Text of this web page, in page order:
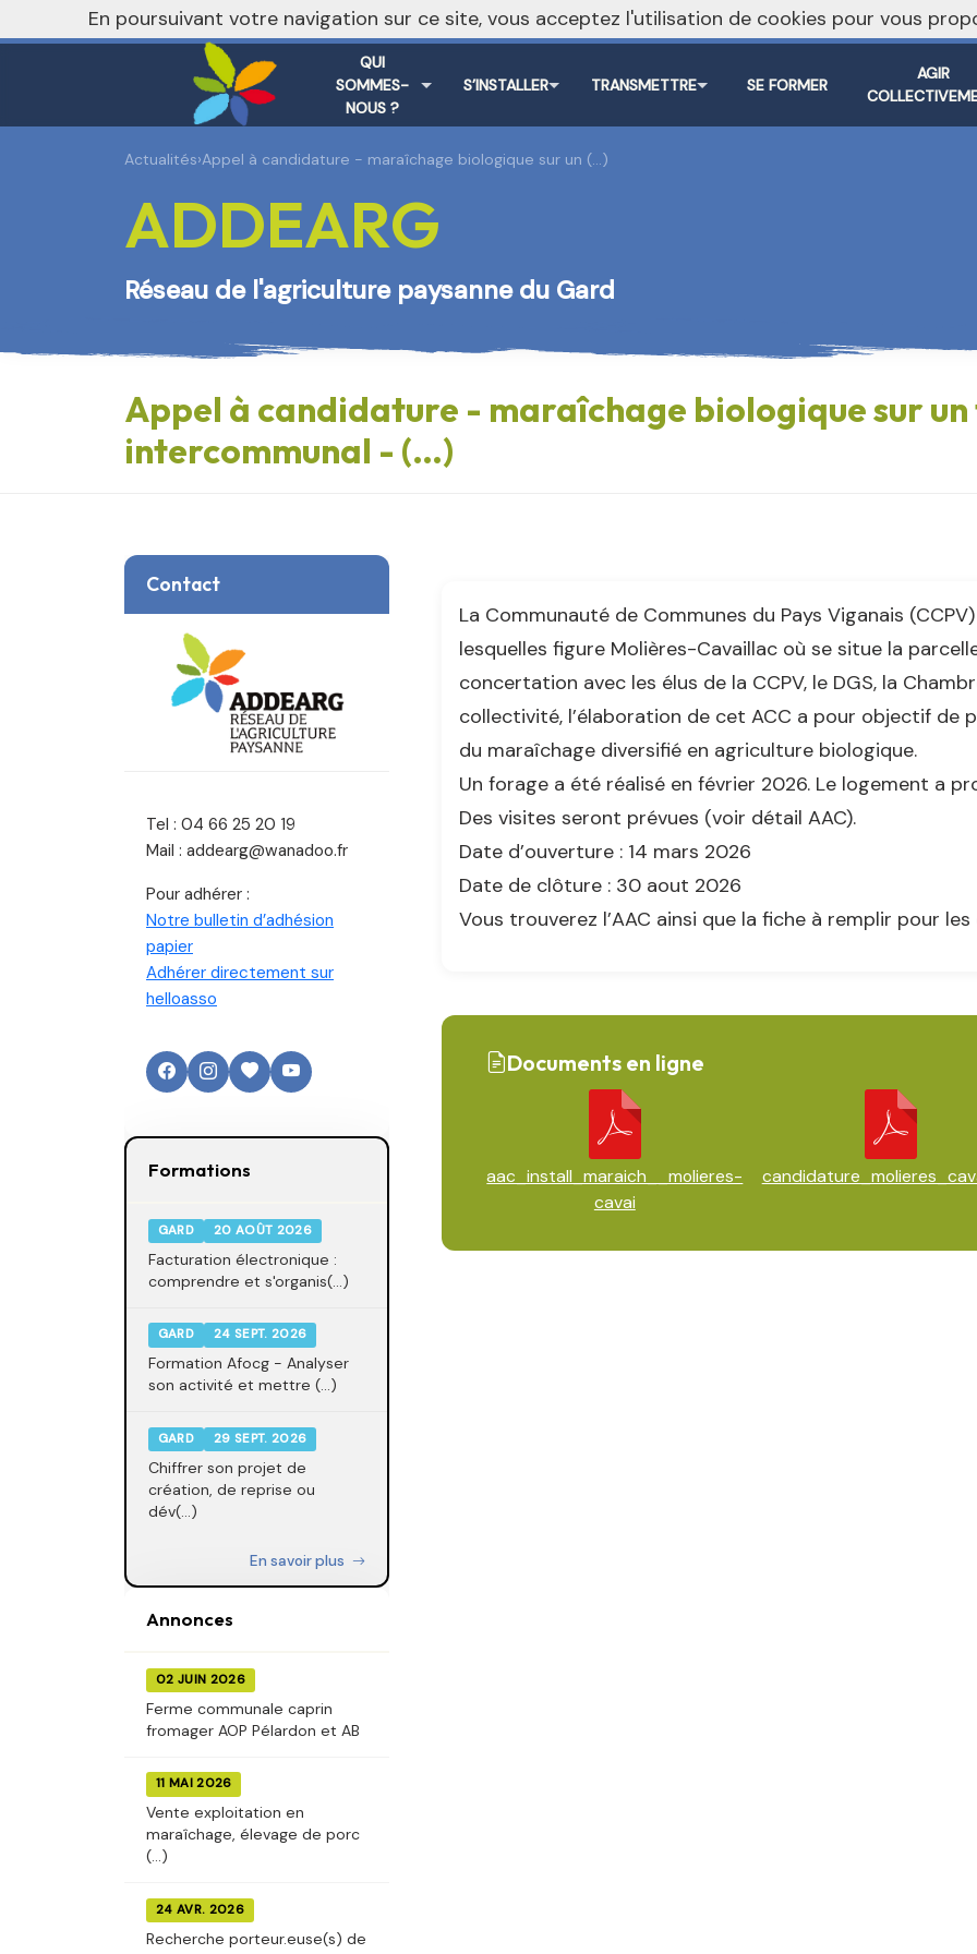
QUI
SOMMES-
NOUS ?
S’INSTALLER TRANSMETTRE SE FORMER
AGIR
Actualités›Appel à candidature - maraîchage biologique sur un (…)
ADDEARG
Réseau de l'agriculture paysanne du Gard
Appel à candidature - maraîchage biologique sur
intercommunal - (…)
Contact
Tel : 04 66 25 20 19
Mail : addearg@wanadoo.fr
Pour adhérer :
Notre bulletin d’adhésion
papier
Adhérer directement sur
helloasso
Formations
GARD 20 AOÛT 2026
Facturation électronique :
comprendre et s'organis(...)
GARD 24 SEPT. 2026
Formation Afocg - Analyser
son activité et mettre (...)
GARD 29 SEPT. 2026
Chiffrer son projet de
création, de reprise ou
dév(...)
En savoir plus
Annonces
02 JUIN 2026
Ferme communale caprin
fromager AOP Pélardon et AB
11 MAI 2026
Vente exploitation en
maraîchage, élevage de porc
(...)
24 AVR. 2026
Recherche porteur.euse(s) de
La Communauté de Communes du Pays Viganais
lesquelles figure Molières-Cavaillac où se situe la
concertation avec les élus de la CCPV, le DGS, la
collectivité, l’élaboration de cet ACC a pour objectif de
du maraîchage diversifié en agriculture biologique.
Un forage a été réalisé en février 2026. Le logement a
Des visites seront prévues (voir détail AAC).
Date d’ouverture : 14 mars 2026
Date de clôture : 30 aout 2026
Vous trouverez l’AAC ainsi que la fiche à remplir pour
Documents en ligne
aac_install_maraich__molieres-
cavai
En poursuivant votre navigation sur ce site, vous acceptez l'utilisation de cookies pour vous